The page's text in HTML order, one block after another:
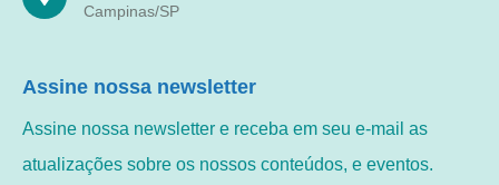
Campinas/SP
Assine nossa newsletter
Assine nossa newsletter e receba em seu e-mail as
atualizações sobre os nossos conteúdos, e eventos.